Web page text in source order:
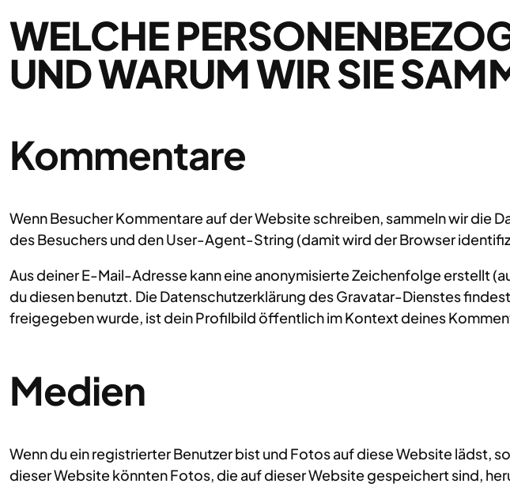
WELCHE
UND WARUM WIR SIE
Kommentare
Wenn Besucher Kommentare auf der Website schreiben, sammeln wir
des Besuchers und den User-Agent-String (damit wird der Browser
Aus deiner E-Mail-Adresse kann eine anonymisierte Zeichenfolge erstellt
du diesen benutzt. Die Datenschutzerklärung des Gravatar-Dienstes
freigegeben wurde, ist dein Profilbild öffentlich im Kontext deines
Medien
Wenn du ein registrierter Benutzer bist und Fotos auf diese Website
dieser Website könnten Fotos, die auf dieser Website gespeichert sind,